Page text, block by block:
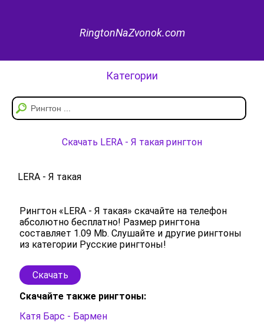
RingtonNaZvonok.com
Категории
Скачать LERA - Я такая рингтон
LERA - Я такая
Рингтон «LERA - Я такая» скачайте на телефон
абсолютно бесплатно! Размер рингтона
составляет 1.09 Mb. Слушайте и другие рингтоны
из категории Русские рингтоны!
Скачать
Скачайте также рингтоны:
Катя Барс - Бармен